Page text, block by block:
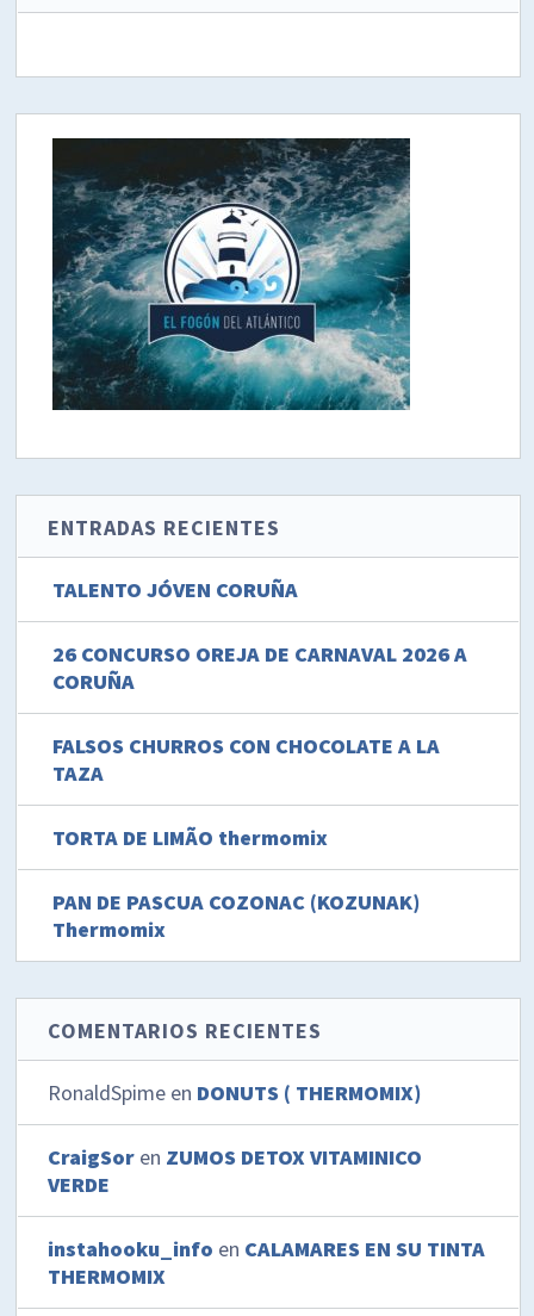
ENTRADAS RECIENTES
TALENTO JÓVEN CORUÑA
26 CONCURSO OREJA DE CARNAVAL 2026 A
CORUÑA
FALSOS CHURROS CON CHOCOLATE A LA
TAZA
TORTA DE LIMÃO thermomix
PAN DE PASCUA COZONAC (KOZUNAK)
Thermomix
COMENTARIOS RECIENTES
RonaldSpime en DONUTS ( THERMOMIX)
CraigSor en ZUMOS DETOX VITAMINICO
VERDE
instahooku_info en CALAMARES EN SU TINTA
THERMOMIX